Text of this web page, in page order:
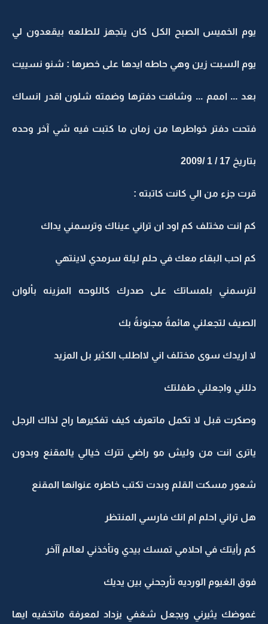
يوم الخميس الصبح الكل كان يتجهز للطلعه بيقعدون لي
يوم السبت زين وهي حاطه ايدها على خصرها : شنو نسييت
بعد ... اممم ... وشافت دفترها وضمته شلون اقدر انساك
فتحت دفتر خواطرها من زمان ما كتبت فيه شي آخر وحده
بتاريخ 17 / 1 /2009
قرت جزء من الي كانت كاتبته :
كم انت مختلف كم اود ان تراني عيناك وترسمني يداك
كم احب البقاء معك في حلم ليلة سرمدي لاينتهي
لترسمني بلمساتك على صدرك كاللوحه المزينه بألوان
الصيف لتجعلني هائمةُ مجنونةُ بك
لا اريدك سوى مختلف اني لااطلب الكثير بل المزيد
دللني واجعلني طفلتك
وصكرت قبل لا تكمل ماتعرف كيف تفكيرها راح لذاك الرجل
ياترى انت من وليش مو راضي تترك خيالي يالمقنع وبدون
شعور مسكت القلم وبدت تكتب خاطره عنوانها المقنع
هل تراني احلم ام انك فارسي المنتظر
كم رأيتك في احلامي تمسك بيدي وتأخذني لعالم آآخر
فوق الغيوم الورديه تأرجحني بين يديك
غموضك يثيرني ويجعل شغفي يزداد لمعرفة ماتخفيه ايها